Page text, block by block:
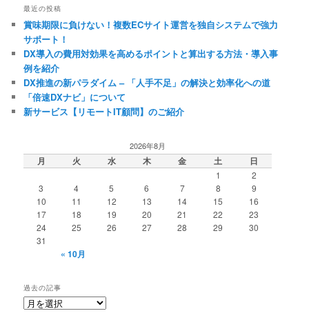
ー
シ
ョ
ン
最近の投稿
賞味期限に負けない！複数ECサイト運営を独自システムで強力
サポート！
DX導入の費用対効果を高めるポイントと算出する方法・導入事
例を紹介
DX推進の新パラダイム – 「人手不足」の解決と効率化への道
「倍速DXナビ」について
新サービス【リモートIT顧問】のご紹介
2026年8月
月 火 水 木 金 土 日
1
2
3
4 5 6 7 8
9
10
11 12 13 14 15
16
17
18 19 20 21 22
23
24
25 26 27 28 29
30
31
« 10月
過去の記事
過